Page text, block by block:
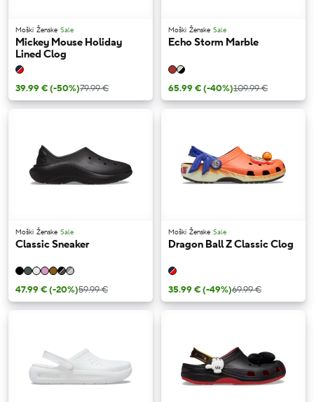
Moški Ženske Sale
Mickey Mouse Holiday
Lined Clog
39.99 €(-50%)79.99 €
Moški Ženske Sale
Echo Storm Marble
65.99 €(-40%)109.99 €
Moški Ženske Sale
Classic Sneaker
47.99 €(-20%)59.99 €
Moški Ženske Sale
Dragon Ball Z Classic Clog
35.99 €(-49%)69.99 €